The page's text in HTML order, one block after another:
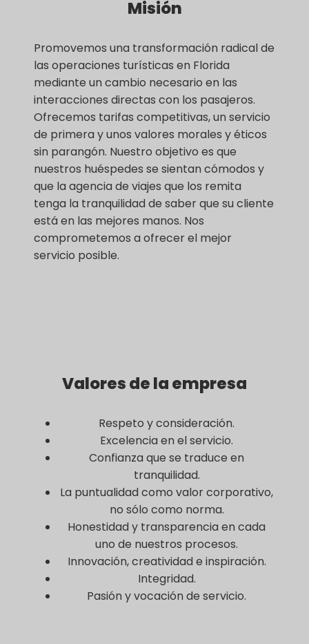
Misión
Promovemos una transformación radical de
las operaciones turísticas en Florida
mediante un cambio necesario en las
interacciones directas con los pasajeros.
Ofrecemos tarifas competitivas, un servicio
de primera y unos valores morales y éticos
sin parangón. Nuestro objetivo es que
nuestros huéspedes se sientan cómodos y
que la agencia de viajes que los remita
tenga la tranquilidad de saber que su cliente
está en las mejores manos. Nos
comprometemos a ofrecer el mejor
servicio posible.
Valores de la empresa
Respeto y consideración.
Excelencia en el servicio.
Confianza que se traduce en
tranquilidad.
La puntualidad como valor corporativo,
no sólo como norma.
Honestidad y transparencia en cada
uno de nuestros procesos.
Innovación, creatividad e inspiración.
Integridad.
Pasión y vocación de servicio.